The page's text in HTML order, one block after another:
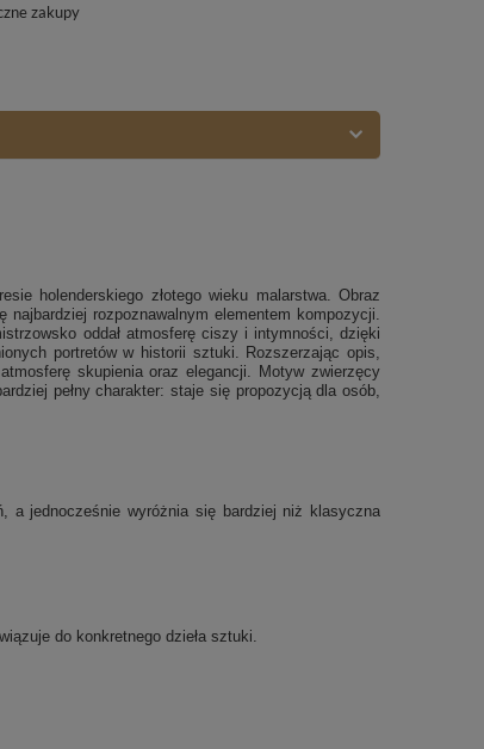
zakupy
holenderskiego złotego wieku malarstwa. Obraz
rozpoznawalnym elementem kompozycji.
oddał atmosferę ciszy i intymności, dzięki
portretów w historii sztuki. Rozszerzając opis,
skupienia oraz elegancji. Motyw zwierzęcy
pełny charakter: staje się propozycją dla osób,
jednocześnie wyróżnia się bardziej niż klasyczna
do konkretnego dzieła sztuki.